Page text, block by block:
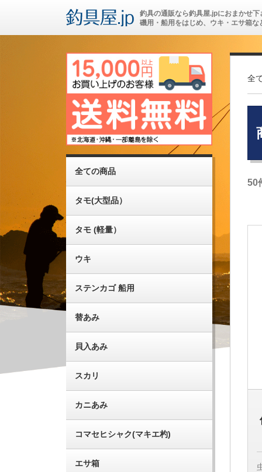
釣具の通販なら釣具屋.jpにおまかせ下
磯用・船用をはじめ、ウキ・エサ箱
全ての商品
タモ(大型品）
タモ (軽量）
ウキ
ステンカゴ 船用
替あみ
貝入あみ
スカリ
カニあみ
コマセヒシャク(マキエ杓)
エサ箱
全
50